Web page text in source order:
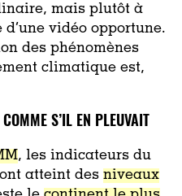
mais plutôt à
vidéo opportune.
des phénomènes
climatique est,
S’IL EN PLEUVAIT
, les indicateurs du
atteint des niveaux